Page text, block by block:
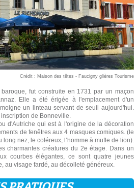
Crédit : Maison des têtes - Faucigny glières Tourisme
fut construite en 1731 par un maçon
Elle a été érigée à l'emplacement d'un
un linteau servant de seuil aujourd'hui.
de Bonneville.
d'Autriche qui est à l'origine de la décoration
de fenêtres aux 4 masques comiques. (le
nez, le coléreux, l’homme à mufle de lion).
charmantes créatures du 2e étage. Dans un
courbes élégantes, ce sont quatre jeunes
au visage fardé, au décolleté généreux.